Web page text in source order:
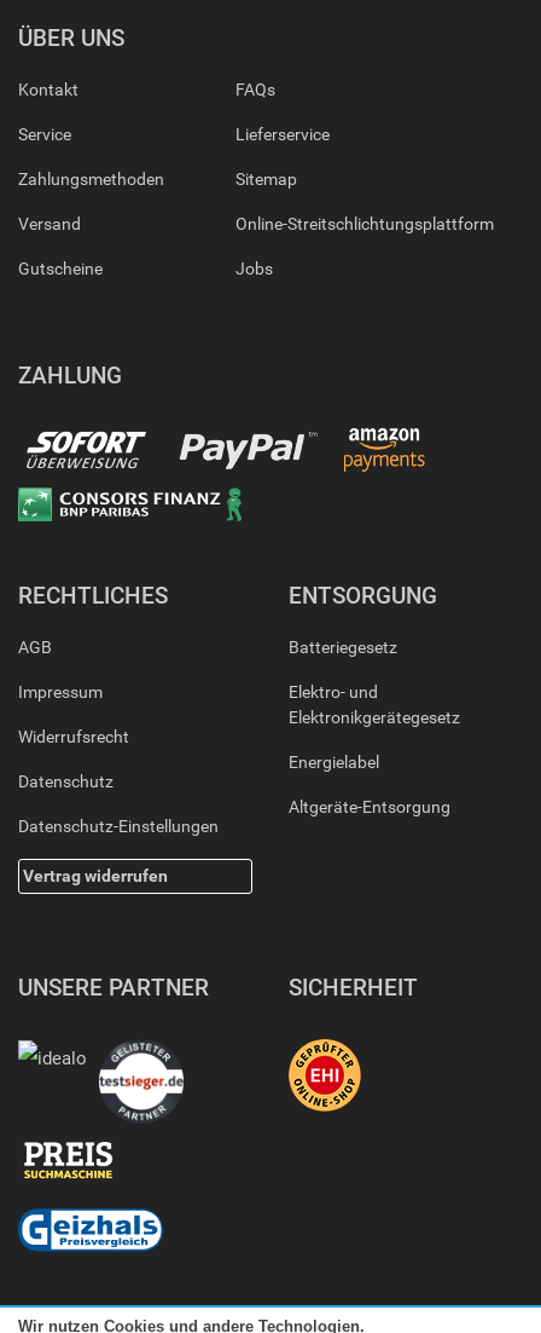
ÜBER UNS
Kontakt
Service
Zahlungsmethoden
Versand
Gutscheine
FAQs
Lieferservice
Sitemap
Online-Streitschlichtungsplattform
Jobs
ZAHLUNG
RECHTLICHES
AGB
Impressum
Widerrufsrecht
Datenschutz
Datenschutz-Einstellungen
Vertrag widerrufen
ENTSORGUNG
Batteriegesetz
Elektro- und
Elektronikgerätegesetz
Energielabel
Altgeräte-Entsorgung
UNSERE PARTNER SICHERHEIT
Wir nutzen Cookies und andere Technologien.